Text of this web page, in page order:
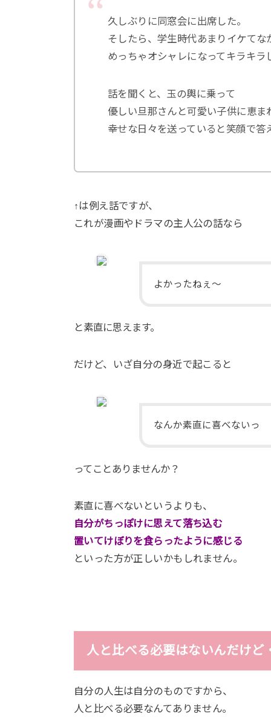
久しぶりに同窓会に出席した。
そしたら、学生時代あまりイケてな
めっちゃオシャレになってキラキラ
話を聞くと、玉の輿に乗って
優しい旦那さんと可愛い子供に恵ま
幸せな日々を送っていると笑顔で答
↑は例え話ですが、
これが漫画やドラマの主人公の話なら
よかったねぇ〜
と素直に思えます。
だけど、いざ自分の身近で起こると
なんか素直に喜べないっ
ってことありませんか？
素直に喜べないというよりも、
自分がちっぽけに思えて落ち込む
置いてけぼりを食らったように感じる
といった方が正しいかもしれません。
人と比べる必要はないんだけど
自分の人生は自分のものですから、
人と比べる必要なんてありません。